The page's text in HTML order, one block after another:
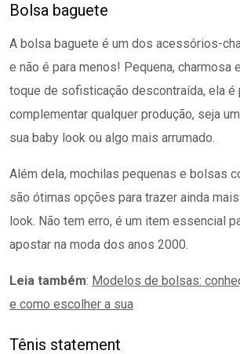
Bolsa baguete
A bolsa baguete é um dos acessórios-
e não é para menos! Pequena, charmosa
toque de sofisticação descontraída, ela é
complementar qualquer produção, seja
sua baby look ou algo mais arrumado.
Além dela, mochilas pequenas e bolsas
são ótimas opções para trazer ainda
look. Não tem erro, é um item essencial
apostar na moda dos anos 2000.
Leia também: Modelos de bolsas:
e como escolher a sua
Tênis statement